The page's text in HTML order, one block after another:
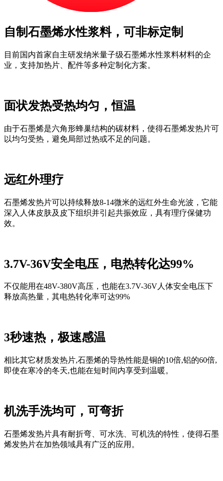
自制石墨烯水性浆料，可非标定制
目前国内首家自主研发纳米量子级石墨烯水性浆料材料的企
业，支持加热片、配件等多种定制化方案。
面状发热受热均匀，恒温
由于石墨烯是六角形蜂巢结构的碳材料，使得石墨烯发热片可
以均匀受热，避免局部过热或不足的问题。
远红外理疗
石墨烯发热片可以持续释放8-14微米的远红外生命光波，它能
深入人体皮肤及皮下组织并引起共振效应，具有理疗保健功
效。
3.7V-36V安全电压，电热转化达99%
不仅能用在48V-380V高压， 也能在3.7V-36V人体安全电压下
释放高热量，其电热转化率可达99%
3秒速热，极速感温
相比其它材质发热片,石墨烯的导热性能是铜的10倍,铝的60倍,
即使在寒冷的冬天,也能在短时间内享受到温暖。
机洗手洗均可，可弯折
石墨烯发热片具有耐折弯、可水洗、可机洗的特性，使得石墨
烯发热片在加热领域具有广泛的应用。